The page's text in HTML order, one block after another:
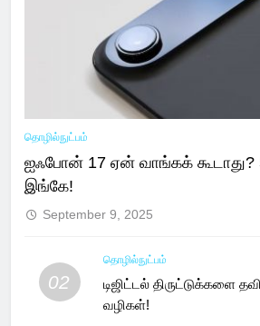
தொழில்நுட்பம்
ஐஃபோன் 17 ஏன் வாங்கக்
இங்கே!
September 9, 2025
02
தொழில்நுட்பம்
டிஜிட்டல் திருட்டுக்களை
வழிகள்!